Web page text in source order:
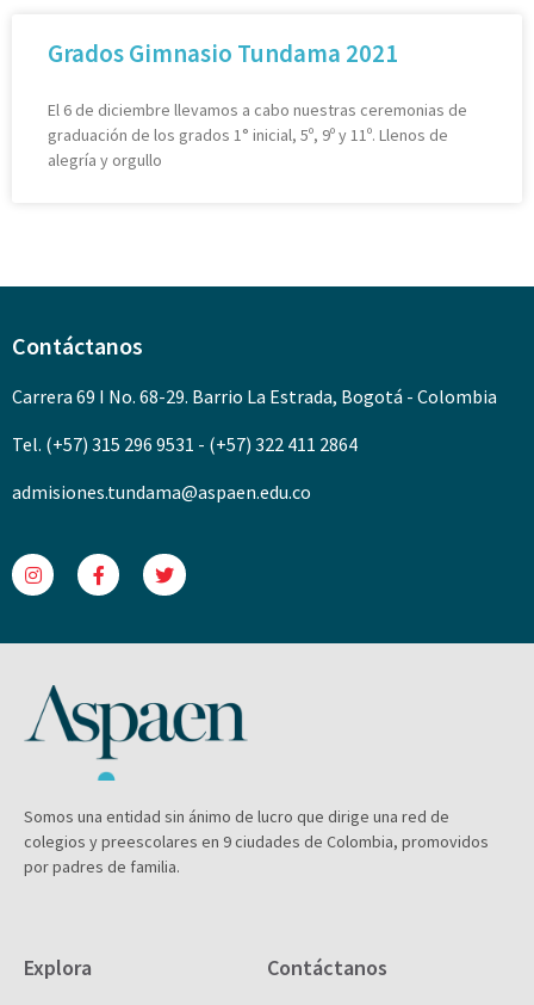
Grados Gimnasio Tundama 2021
El 6 de diciembre llevamos a cabo nuestras ceremonias de
graduación de los grados 1° inicial, 5º, 9º y 11º. Llenos de
alegría y orgullo
Contáctanos
Carrera 69 I No. 68-29. Barrio La Estrada, Bogotá - Colombia
Tel. (+57) 315 296 9531 - (+57) 322 411 2864
admisiones.tundama@aspaen.edu.co
Somos una entidad sin ánimo de lucro que dirige una red de
colegios y preescolares en 9 ciudades de Colombia, promovidos
por padres de familia.
Explora Contáctanos